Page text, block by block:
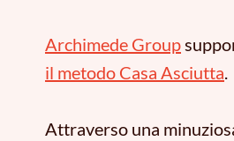
Archimede Group
il metodo Casa Asciutta.
Attraverso una